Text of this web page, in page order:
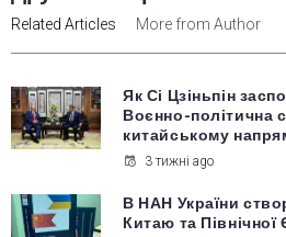
Related Articles More from Author
Як Сі Цзіньпін
Воєнно-політична
китайському
3 тижні ago
В НАН України
Китаю та Північної